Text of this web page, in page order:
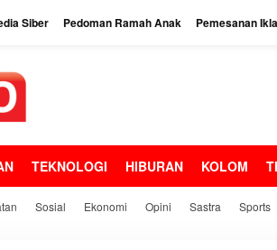
Siber Pedoman Ramah Anak Pemesanan
TEKNOLOGI HIBURAN KOLOM
Sosial Ekonomi Opini Sastra Sports